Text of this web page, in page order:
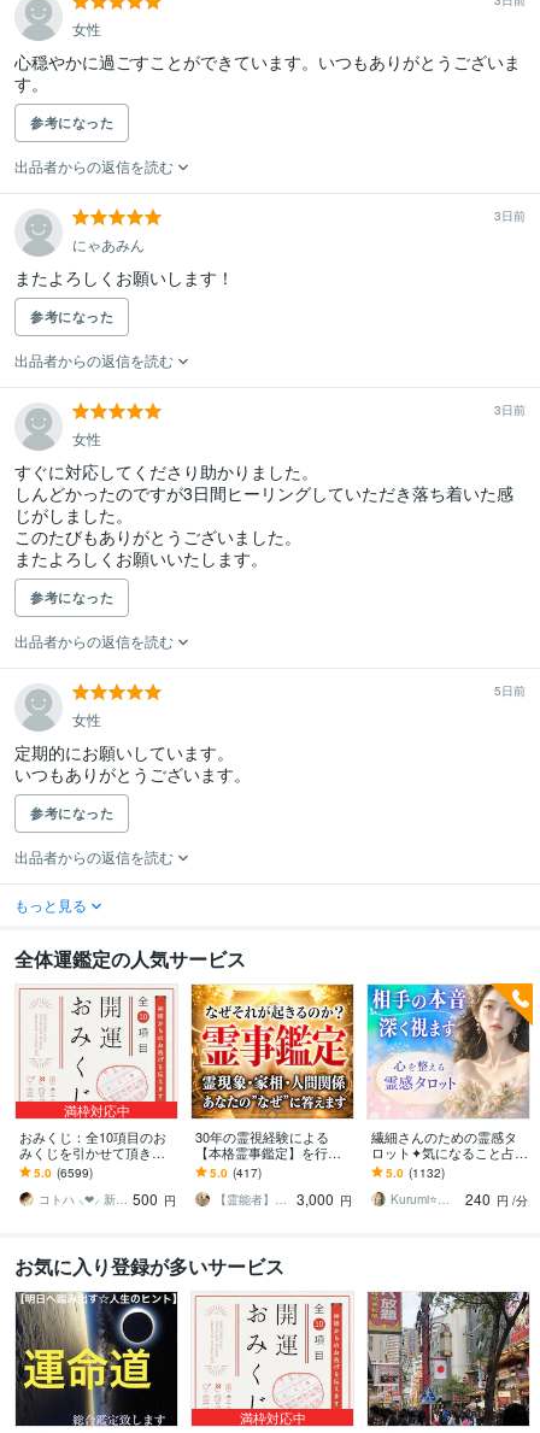
女性
心穏やかに過ごすことができています。いつもありがとうございま
す。
参考になった
出品者からの返信を読む
3日前
にゃあみん
またよろしくお願いします！
参考になった
出品者からの返信を読む
3日前
女性
すぐに対応してくださり助かりました。
しんどかったのですが3日間ヒーリングしていただき落ち着いた感
じがしました。
このたびもありがとうございました。
またよろしくお願いいたします。
参考になった
出品者からの返信を読む
5日前
女性
定期的にお願いしています。
いつもありがとうございます。
参考になった
出品者からの返信を読む
もっと見る
全体運鑑定の人気サービス
満枠対応中
おみくじ：全10項目のお
みくじを引かせて頂きま
す ㊙あなた様がこの先ど
う進むかの道しるべにな
さってください！
5.0 (6599)
コトハ ⸜❤︎⸝ 新サービス提供開始✨️ 500 円
30年の霊視経験による
【本格霊事鑑定】を行い
ます 霊現象・家相・家
系・先祖・土地・人間関
係・悪縁・因縁・厄払い
5.0 (417)
【霊能者】天晴
3,000 円
繊細さんのための霊感タ
ロット✦気になること占い
ます 不安やモヤモヤを整
理し、あなたの自分軸を
整えます⭐️
5.0 (1132)
Kurumi⭐️精霊占い
240 円 /分
お気に入り登録が多いサービス
満枠対応中